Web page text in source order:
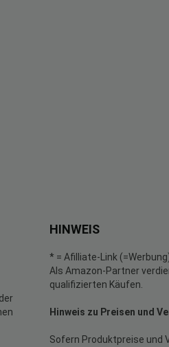
HINWEIS
* = Afilliate-Link
Als Amazon-Partner
qualifizierten Käufen.
Hinweis zu Preisen und
Sofern Produktpreise und